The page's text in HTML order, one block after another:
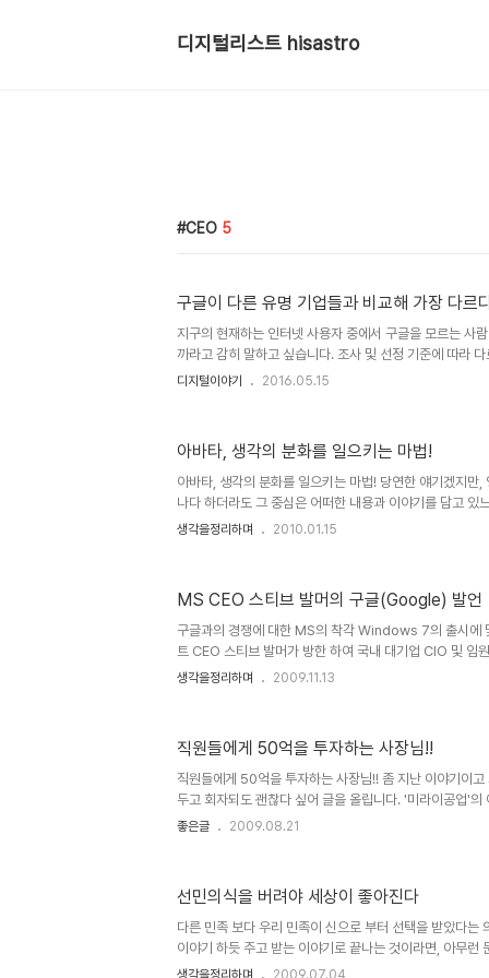
디지털리스트 hisastro
CEO 5
구글이 다른 유명 기업들과 비교해 가장 다르
지구의 현재하는 인터넷 사용자 중에서 구글을 모르는 사
까라고 감히 말하고 싶습니다. 조사 및 선정 기준에 따라
지도는 전세계 모든 업종을 통틀어도 상위권, 아니 1, 2위
이상한 부분이 있습니다.국내야 워낙 그러니 예로 들긴 거
의 이름으로 불려지는 IT 기업들만 보더라도 대부분 바로
디지털이야기 2016.05.15
아바타, 생각의 분화를 일으키는 마법!
아바타, 생각의 분화를 일으키는 마법! 당연한 얘기겠지만,
나다 하더라도 그 중심은 어떠한 내용과 이야기를 담고 있
겁니다. 몇해 전 수백억의 제작 비용을 홍보의 전면에 내세
있습니다. 때문에 아무리 영화가 멋진 기술과 영상으로 채
할 기본 뼈대가 없다면... 이는 영화로써의 가치를 상실하게
되고..
생각을정리하며 2010.01.15
MS CEO 스티브 발머의 구글(Google) 발언
구글과의 경쟁에 대한 MS의 착각 Windows 7의 출시에
트 CEO 스티브 발머가 방한 하여 국내 대기업 CIO 및 임
었는데, 이자리에서 "구글과 마이크로소프트의 경쟁구도에
고 개방적이며, 기업이 지닌 IT자산과 폭넓은 호환이 이뤄
하는데... 저는 개인적으로 좀 갸우뚱해 집니다. MS가 개
생각을정리하며 2009.11.13
직원들에게 50억을 투자하는 사장님!!
직원들에게 50억을 투자하는 사장님!! 좀 지난 이야기이
두고 회자되도 괜찮다 싶어 글을 올립니다. '미라이공업'의
도 있지만, 이 이야기의 주인공이 한국인이라는 점에서 눈
수 는 없지만 외형적으로 드러나는 내용이 표면적으로만 느
다는 생각을 했다. 나도 이런 사람이 되어야..
좋은글 2009.08.21
선민의식을 버려야 세상이 좋아진다
다른 민족 보다 우리 민족이 신으로 부터 선택을 받았다는
이야기 하듯 주고 받는 이야기로 끝나는 것이라면, 아무런
그 선민의식은 민족과 나라가 아닌 사람 개개인으로 와닿
생각을정리하며 2009.07.04